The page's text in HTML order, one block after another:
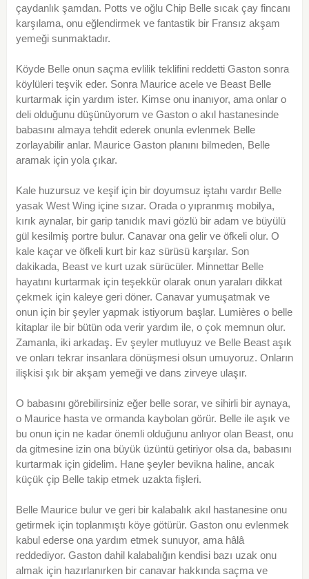
çaydanlık şamdan. Potts ve oğlu Chip Belle sıcak çay fincanı
karşılama, onu eğlendirmek ve fantastik bir Fransız akşam
yemeği sunmaktadır.
Köyde Belle onun saçma evlilik teklifini reddetti Gaston sonra
köylüleri teşvik eder. Sonra Maurice acele ve Beast Belle
kurtarmak için yardım ister. Kimse onu inanıyor, ama onlar o
deli olduğunu düşünüyorum ve Gaston o akıl hastanesinde
babasını almaya tehdit ederek onunla evlenmek Belle
zorlayabilir anlar. Maurice Gaston planını bilmeden, Belle
aramak için yola çıkar.
Kale huzursuz ve keşif için bir doyumsuz iştahı vardır Belle
yasak West Wing içine sızar. Orada o yıpranmış mobilya,
kırık aynalar, bir garip tanıdık mavi gözlü bir adam ve büyülü
gül kesilmiş portre bulur. Canavar ona gelir ve öfkeli olur. O
kale kaçar ve öfkeli kurt bir kaz sürüsü karşılar. Son
dakikada, Beast ve kurt uzak sürücüler. Minnettar Belle
hayatını kurtarmak için teşekkür olarak onun yaraları dikkat
çekmek için kaleye geri döner. Canavar yumuşatmak ve
onun için bir şeyler yapmak istiyorum başlar. Lumières o belle
kitaplar ile bir bütün oda verir yardım ile, o çok memnun olur.
Zamanla, iki arkadaş. Ev şeyler mutluyuz ve Belle Beast aşık
ve onları tekrar insanlara dönüşmesi olsun umuyoruz. Onların
ilişkisi şık bir akşam yemeği ve dans zirveye ulaşır.
O babasını görebilirsiniz eğer belle sorar, ve sihirli bir aynaya,
o Maurice hasta ve ormanda kaybolan görür. Belle ile aşık ve
bu onun için ne kadar önemli olduğunu anlıyor olan Beast, onu
da gitmesine izin ona büyük üzüntü getiriyor olsa da, babasını
kurtarmak için gidelim. Hane şeyler bevikna haline, ancak
küçük çip Belle takip etmek uzakta fişleri.
Belle Maurice bulur ve geri bir kalabalık akıl hastanesine onu
getirmek için toplanmıştı köye götürür. Gaston onu evlenmek
kabul ederse ona yardım etmek sunuyor, ama hâlâ
reddediyor. Gaston dahil kalabalığın kendisi bazı uzak onu
almak için hazırlanırken bir canavar hakkında saçma ve